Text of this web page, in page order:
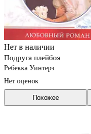
Нет в наличии
Подруга плейбоя
Ребекка Уинтерз
Нет оценок
Похожее